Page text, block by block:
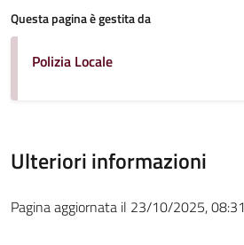
Questa pagina è gestita da
Polizia Locale
Ulteriori informazioni
Pagina aggiornata il 23/10/2025, 08:31